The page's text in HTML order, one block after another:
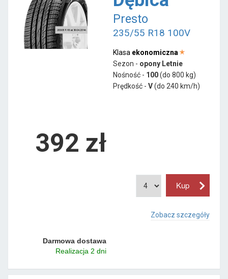
Presto
235/55 R18 100V
Klasa ekonomiczna
Sezon - opony Letnie
Nośność - 100(do 800 kg)
Prędkość - V(do 240 km/h)
392 zł
Zobacz szczegóły
Darmowa dostawa
Realizacja 2 dni